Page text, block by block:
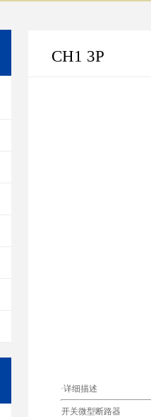
CH1 3P
·详细描述
开关微型断路器